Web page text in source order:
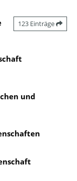
123 Einträge
und